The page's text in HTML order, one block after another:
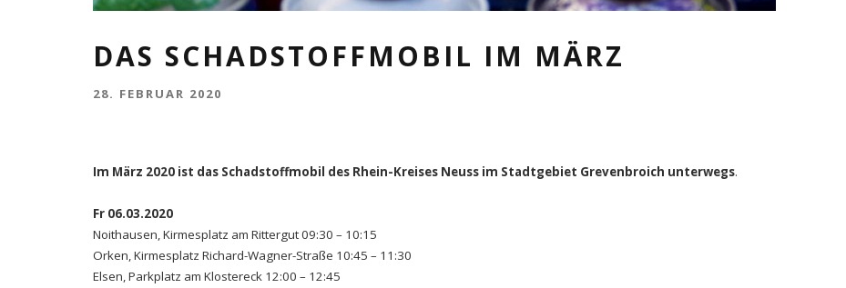
DAS SCHADSTOFFMOBIL IM MÄRZ
28. FEBRUAR 2020
Im März 2020 ist das Schadstoffmobil des Rhein-Kreises Neuss im Stadtgebiet Grevenbroich unterwegs.
Fr 06.03.2020
Noithausen, Kirmesplatz am Rittergut 09:30 – 10:15
Orken, Kirmesplatz Richard-Wagner-Straße 10:45 – 11:30
Elsen, Parkplatz am Klostereck 12:00 – 12:45